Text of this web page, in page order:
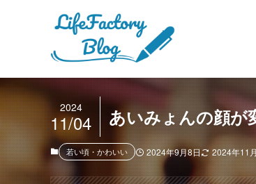
あいみょんの顔が
2024
11/04
若い頃・かわいい 2024年9月8日 2024年11